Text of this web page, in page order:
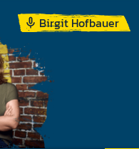
Birgit Hofbauer